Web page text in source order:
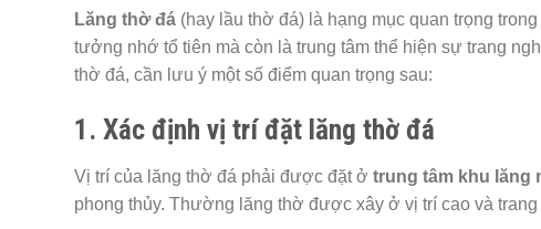
Lăng thờ đá (hay lầu thờ đá) là hạng mục quan trọng
tưởng nhớ tổ tiên mà còn là trung tâm thể hiện sự trang
thờ đá, cần lưu ý một số điểm quan trọng sau:
1. Xác định vị trí đặt lăng thờ đá
Vị trí của lăng thờ đá phải được đặt ở trung tâm khu lăng
phong thủy. Thường lăng thờ được xây ở vị trí cao và